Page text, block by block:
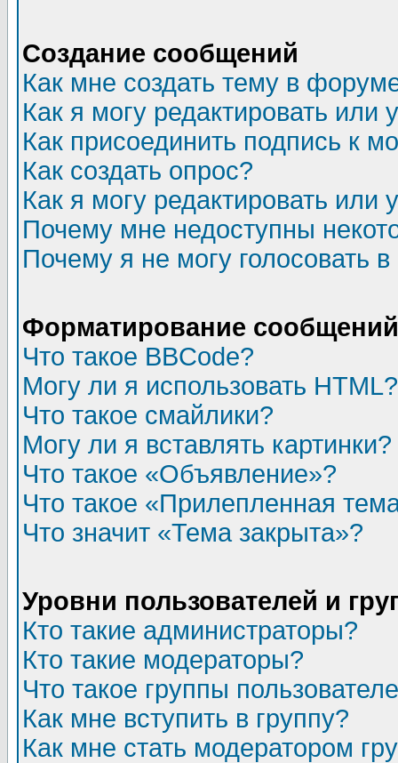
Создание сообщений
Как мне создать тему в
Как я могу редактировать или
Как присоединить подпись к
Как создать опрос?
Как я могу редактировать или
Почему мне недоступны
Почему я не могу голосовать
Форматирование
Что такое BBCode?
Могу ли я использовать HTML?
Что такое смайлики?
Могу ли я вставлять картинки?
Что такое «Объявление»?
Что такое «Прилепленная
Что значит «Тема закрыта»?
Уровни пользователей и
Кто такие администраторы?
Кто такие модераторы?
Что такое группы
Как мне вступить в группу?
Как мне стать модератором